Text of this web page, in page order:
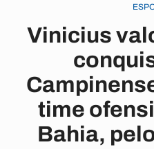
Vinicius
time
Bahia,